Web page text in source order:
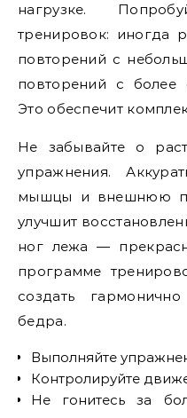
нагрузке.
тренировок: иногда
повторений с
повторений с более
Это обеспечит
Не забывайте о
упражнения.
мышцы и внешнюю
улучшит
ног лежа —
программе
создать
бедра.
Выполняйте
Контролируйте
Не гонитесь за